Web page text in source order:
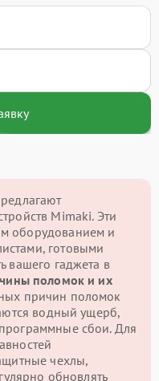
Mimaki. Эти
оборудованием и
готовыми
вашего гаджета в
поломок и их
причин поломок
водный ущерб,
сбои. Для
чехлы,
обновлять